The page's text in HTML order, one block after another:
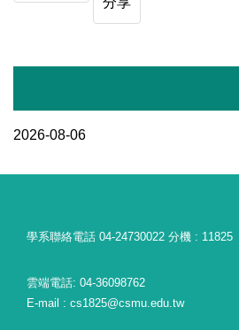
2026-08-06
學系聯絡電話 04-24730022 分機 : 11825
雲端電話: 04-36098762
E-mail : cs1825@csmu.edu.tw